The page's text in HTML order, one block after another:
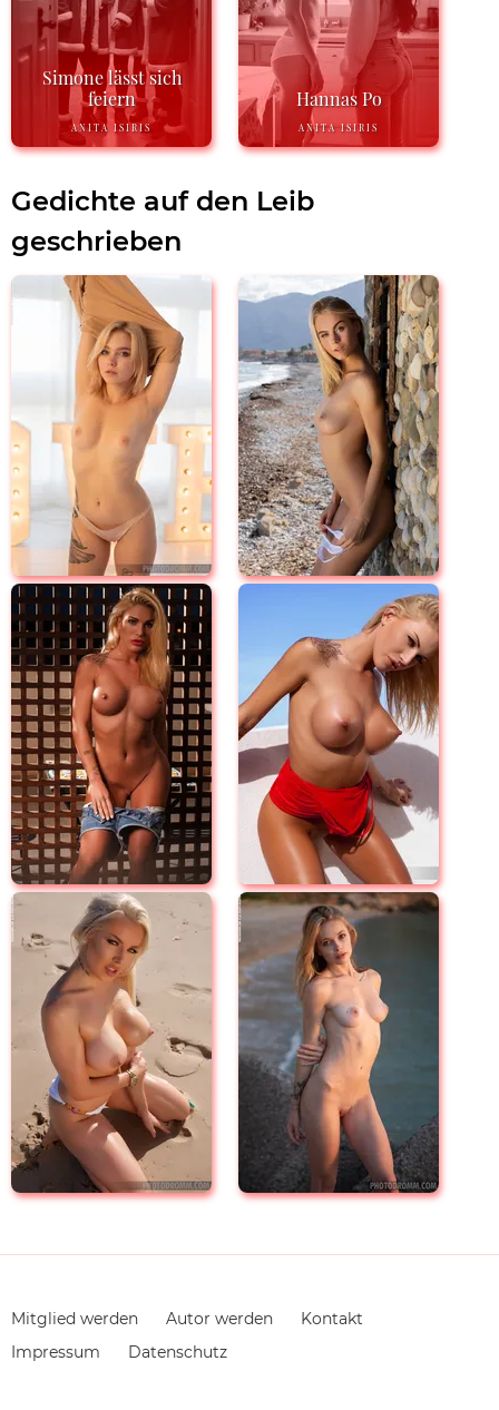
Simone lässt sich
feiern
ANITA ISIRIS
Hannas Po
ANITA ISIRIS
Gedichte auf den Leib
geschrieben
Navigation
überspringen
Mitglied werden Autor werden
Kontakt
Impressum
Datenschutz